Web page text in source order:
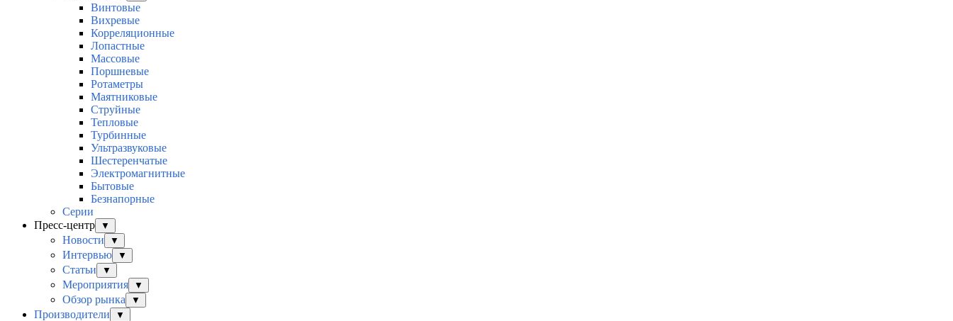
Винтовые
Вихревые
Корреляционные
Лопастные
Массовые
Поршневые
Ротаметры
Маятниковые
Струйные
Тепловые
Турбинные
Ультразвуковые
Шестеренчатые
Электромагнитные
Бытовые
Безнапорные
Серии
Пресс-центр
▼
Новости ▼
Интервью ▼
Статьи ▼
Мероприятия ▼
Обзор рынка ▼
Производители ▼